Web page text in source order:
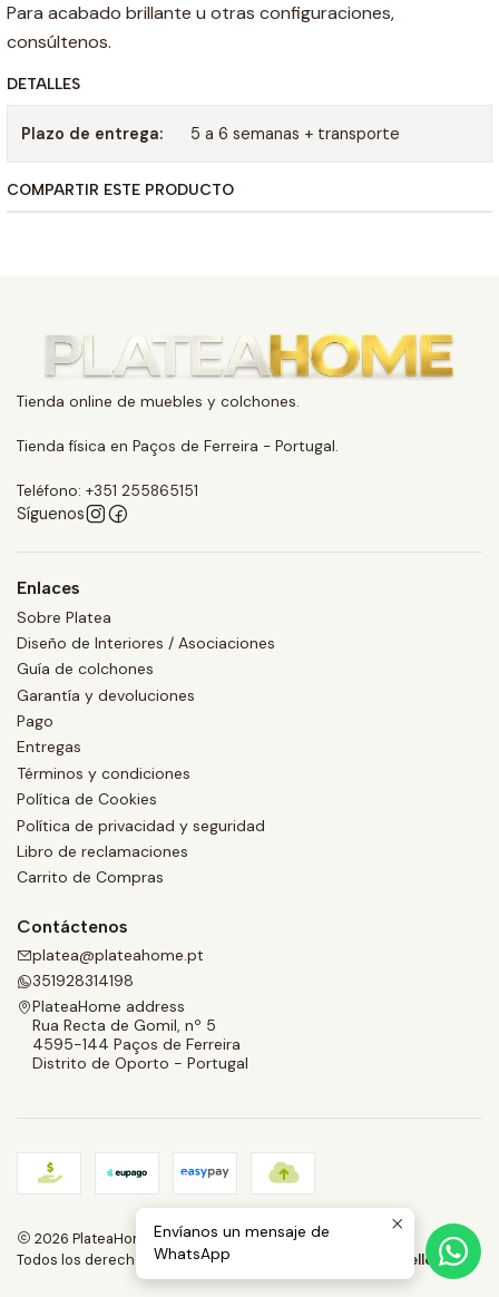
Para acabado brillante u otras configuraciones,
consúltenos.
DETALLES
Plazo de entrega: 5 a 6 semanas + transporte
COMPARTIR ESTE PRODUCTO
Tienda online de muebles y colchones.
Tienda física en Paços de Ferreira - Portugal.
Teléfono: +351 255865151
Síguenos
Enlaces
Sobre Platea
Diseño de Interiores / Asociaciones
Guía de colchones
Garantía y devoluciones
Pago
Entregas
Términos y condiciones
Política de Cookies
Política de privacidad y seguridad
Libro de reclamaciones
Carrito de Compras
Contáctenos
platea@plateahome.pt
351928314198
PlateaHome address
Rua Recta de Gomil, nº 5
4595-144 Paços de Ferreira
Distrito de Oporto - Portugal
2026 PlateaHome.
Todos los derechos reservados.
Desarrollado por Jumpseller.
Envíanos un mensaje de
WhatsApp